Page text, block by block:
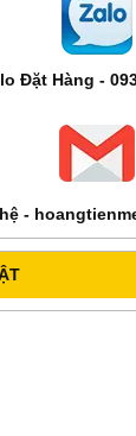
Đặt Hàng -
-